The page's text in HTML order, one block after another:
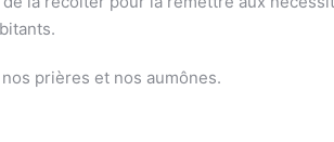
prières et nos aumônes.